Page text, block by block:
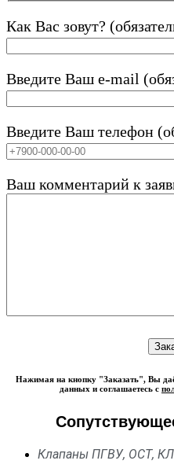
Как Вас зовут?
Введите Ваш e-mail
Введите Ваш телефон
Ваш комментарий к
Нажимая на кнопку "Заказать", Вы
данных и соглашаетесь с
Клапаны ПГВУ, ОСТ,